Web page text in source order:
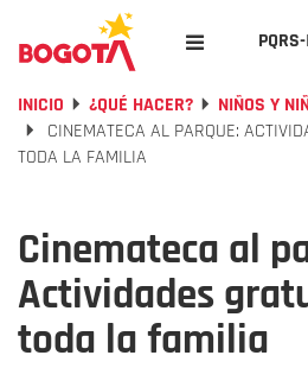
PQRS-
INICIO ¿QUÉ HACER?
NIÑOS Y
CINEMATECA AL PARQUE:
TODA LA FAMILIA
Cinemateca al
Actividades
toda la familia